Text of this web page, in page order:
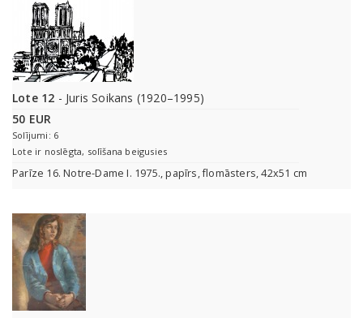
Lote 12 - Juris Soikans (1920–1995)
50 EUR
Solījumi: 6
Lote ir noslēgta, solīšana beigusies
Parīze 16. Notre-Dame I. 1975., papīrs, flomāsters, 42x51 cm